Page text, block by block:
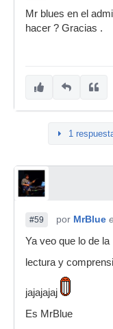
Mr blues en el
hacer ? Gracias .
1
#59 por MrBlue
Ya veo que lo de la
lectura y
jajajajaj
Es MrBlue